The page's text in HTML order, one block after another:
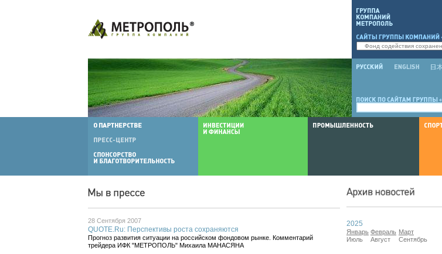
28 Сентября 2007
QUOTE.Ru: Перспективы роста сохраняются
Прогноз развития ситуации на российском фондовом рынке. Комментарий
трейдера ИФК "МЕТРОПОЛЬ" Михаила МАНАСЯНА
2025
Январь Февраль Март
Июль
Август Сентябрь